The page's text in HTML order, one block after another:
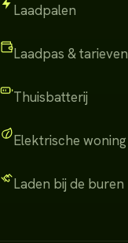
Laadpalen
Laadpas & tarieven
Thuisbatterij
Elektrische woning
Laden bij de buren